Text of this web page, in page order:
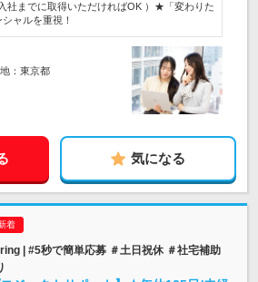
社までに取得いただければOK ）★「変わりた
ャルを重視！
：東京都
気になる
| #5秒で簡単応募 ＃土日祝休 ＃社宅補助